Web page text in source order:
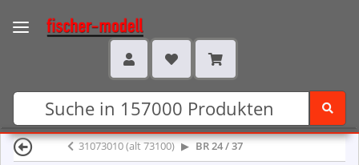
31073010 (alt 73100) BR 24 / 37